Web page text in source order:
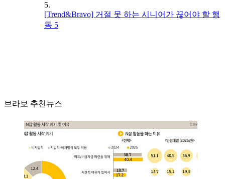
5.
[Trend&Bravo] 거절 못 하는 시니어가 끊어야 할 행
동 5
브라보 추천뉴스